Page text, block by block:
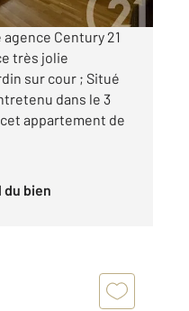
agence Century 21
très jolie
sur cour ; Situé
dans le 3
appartement de
du bien